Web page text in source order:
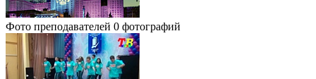
Фото преподавателей 0 фотографий